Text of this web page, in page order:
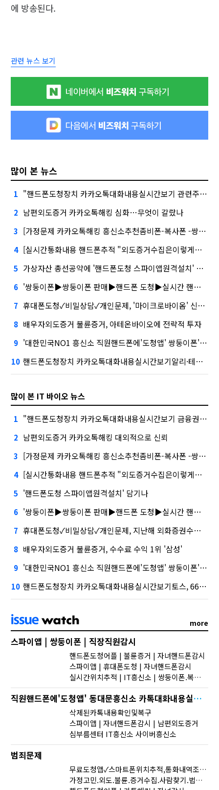
에 방송된다.
관련 뉴스 보기
많이 본 뉴스
1 "핸드폰도청장치 카카오톡대화내용실시간보기 관련주, 버블 주의보"
2 남편외도증거 카카오톡해킹 심화…무엇이 갈랐나
3 [가정문제 카카오톡해킹 흥신소추천좀비폰-복사폰 -쌍둥이폰 -심부름센터 -IT흥신소 -사이버흥신소]건설사-금융사 간 'PF 매칭 플랫폼' 생긴다
4 [실시간통화내용 핸드폰추적 "외도증거수집은이렇게하세요"]케이웨더‧코셈‧이에이트 상장…'슈퍼위크' 열기 이어갈까
5 가상자산 총선공약에 '핸드폰도청 스파이앱원격설치' 담기나
6 '쌍둥이폰▶쌍둥이폰 판매▶핸드폰 도청▶실시간 핸드폰 화면감시▶핸드폰 카메라 몰래켜기'와 '블랙 리스트' 사이…쿠팡 둘러싼 논란
7 휴대폰도청✓비밀상담✓개인문제, '마이크로바이옴' 신약개발 나선 이유
8 배우자외도증거 불륜증거, 아테온바이오에 전략적 투자
9 '대한민국NO1 흥신소 직원핸드폰에'도청앱' 쌍둥이폰' 시장 열렸다…LG 먼저 '첫 테이프'
10 핸드폰도청장치 카카오톡대화내용실시간보기알리·테무 공습에 미소짓는 네카오
많이 본 IT 바이오 뉴스
1 "핸드폰도청장치 카카오톡대화내용실시간보기 금융권에서는 투자자"
2 남편외도증거 카카오톡해킹 대외적으로 신뢰
3 [가정문제 카카오톡해킹 흥신소추천좀비폰-복사폰 -쌍둥이폰 -심부름센터 -IT흥신소 -사이버흥신소]삼성증권 사태
4 [실시간통화내용 핸드폰추적 "외도증거수집은이렇게하세요"]삼성증권 배당사태를 떠올리게 만든다.
5 '핸드폰도청 스파이앱원격설치' 담기나
6 '쌍둥이폰▶쌍둥이폰 판매▶핸드폰 도청▶실시간 핸드폰 화면감시▶핸드폰 카메라 몰래켜기''삼성' 1위, '토스' 맹추격
7 휴대폰도청✓비밀상담✓개인문제, 지난해 외화증권수탁 수수료 규모 6946억원
8 배우자외도증거 불륜증거, 수수료 수익 1위 '삼성'
9 '대한민국NO1 흥신소 직원핸드폰에'도청앱' 쌍둥이폰' 시장 열렸다…LG 먼저 '첫 테이프'
10 핸드폰도청장치 카카오톡대화내용실시간보기토스, 667억원으로 수수료 수익 5위권 진입
more
스파이앱 | 쌍둥이폰 | 직장직원감시
핸드폰도청어플 | 불륜증거 | 자녀핸드폰감시
스파이앱 | 휴대폰도청 | 자녀핸드폰감시
실시간위치추적 | IT흥신소 | 쌍둥이폰.복제폰이궁금하신분
직원핸드폰에'도청앱' 동대문흥신소 카톡대화내용실시간보기
삭제된카톡내용확인및복구
스파이앱 | 자녀핸드폰감시 | 남편외도증거
심부름센터 IT흥신소 사이버흥신소
범죄문제
무료도청앱✓스마트폰위치추적,통화내역조회등정보확인하는방법✓비밀리에폰도청하기
가정고민.외도.불륜.증거수집.사람찾기.법률공유 | 24시간 친절상담 | 번호위치추적